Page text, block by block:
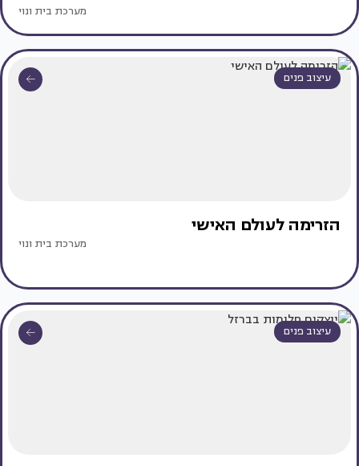
מערכת בית ונוי
עיצוב פנים
הזרימה לעולם האישי
מערכת בית ונוי
עיצוב פנים